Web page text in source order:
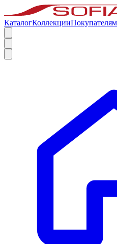
КаталогКоллекцииПокупателям